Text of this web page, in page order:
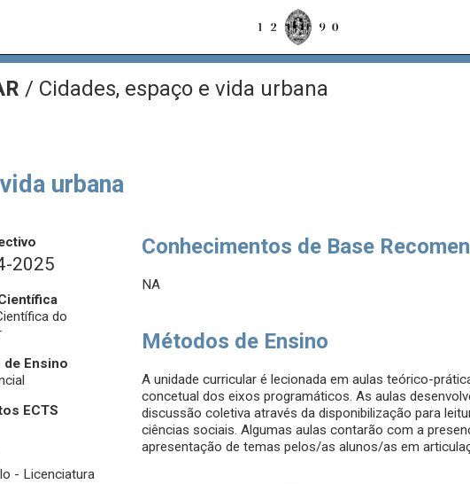
/ Cidades, espaço e vida urbana
urbana
2025
do
de Ensino
ECTS
- Licenciatura
Conhecimentos de Base
NA
Métodos de Ensino
A unidade curricular é lecionada em aulas teórico-
concetual dos eixos programáticos. As aulas
discussão coletiva através da disponibilização para
ciências sociais. Algumas aulas contarão com a
apresentação de temas pelos/as alunos/as em